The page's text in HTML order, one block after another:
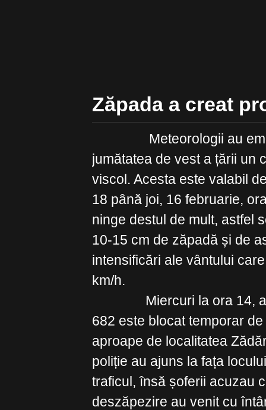
Zăpada a creat
Meteorologii au emis
jumătatea de vest a țării un
viscol. Acesta este valabil
18 până joi, 16 februarie,
ninge destul de mult, astfel
10-15 cm de zăpadă și de
intensificări ale vântului
km/h.
Miercuri la ora 14,
682 este blocat temporar
aproape de localitatea
poliție au ajuns la fața
traficul, însă șoferii acuzau
deszăpezire au venit cu